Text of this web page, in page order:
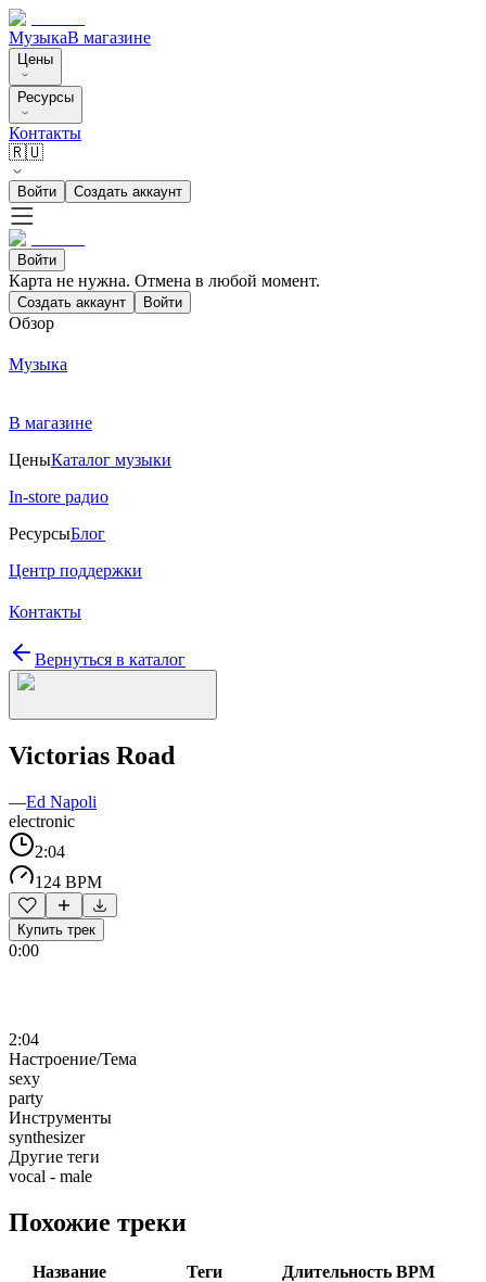
МузыкаВ магазине
Цены
Ресурсы
Контакты
🇷🇺
Войти Создать аккаунт
Войти
Карта не нужна. Отмена в любой момент.
Создать аккаунт Войти
Обзор
Музыка
В магазине
ЦеныКаталог музыки
In-store радио
РесурсыБлог
Центр поддержки
Контакты
Вернуться в каталог
Victorias Road
—Ed Napoli
electronic
2:04
124 BPM
Купить трек
0:00
2:04
Настроение/Тема
sexy
party
Инструменты
synthesizer
Другие теги
vocal - male
Похожие треки
Название Теги Длительность BPM